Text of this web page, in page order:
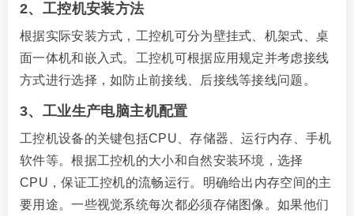
2、工控机安装方法
根据实际安装方式，工控机可分为壁挂式、机架式、桌
面一体机和嵌入式。工控机可根据应用规定并考虑接线
方式进行选择，如防止前接线、后接线等接线问题。
3、工业生产电脑主机配置
工控机设备的关键包括CPU、存储器、运行内存、手机
软件等。根据工控机的大小和自然安装环境，选择
CPU，保证工控机的流畅运行。明确给出内存空间的主
要用途。一些视觉系统每次都必须存储图像。如果他们